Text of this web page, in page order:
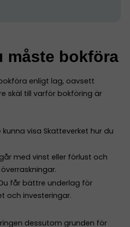
måste bokföra
enligt lag, oavsett
skäl till varför bokföring är
visa Skatteverket hur du
med vinst eller förlust och
får bättre underlag för
och investeringar.
dessutom grunden för